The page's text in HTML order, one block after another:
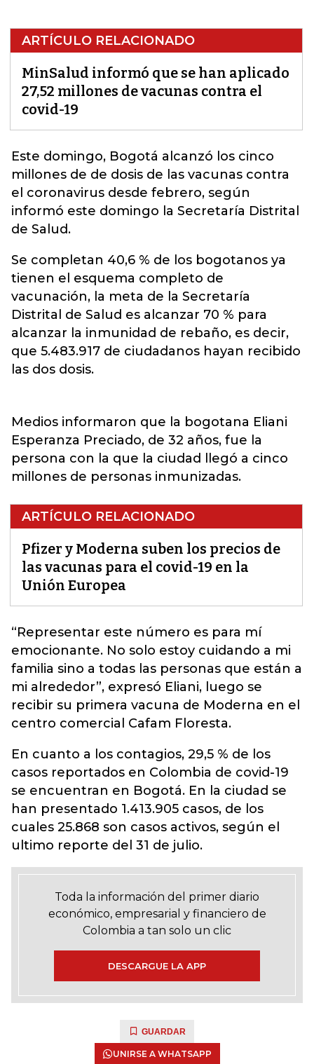
ARTÍCULO RELACIONADO
MinSalud informó que se han aplicado
27,52 millones de vacunas contra el
covid-19
Este domingo, Bogotá alcanzó los cinco
millones de de dosis de las vacunas contra
el coronavirus desde febrero, según
informó este domingo la Secretaría Distrital
de Salud.
Se completan 40,6 % de los bogotanos ya
tienen el esquema completo de
vacunación, la meta de la Secretaría
Distrital de Salud es alcanzar 70 % para
alcanzar la inmunidad de rebaño, es decir,
que 5.483.917 de ciudadanos hayan recibido
las dos dosis.
Medios informaron que la bogotana Eliani
Esperanza Preciado, de 32 años, fue la
persona con la que la ciudad llegó a cinco
millones de personas inmunizadas.
ARTÍCULO RELACIONADO
Pfizer y Moderna suben los precios de
las vacunas para el covid-19 en la
Unión Europea
“Representar este número es para mí
emocionante. No solo estoy cuidando a mi
familia sino a todas las personas que están a
mi alrededor”, expresó Eliani, luego se
recibir su primera vacuna de Moderna en el
centro comercial Cafam Floresta.
En cuanto a los contagios, 29,5 % de los
casos reportados en Colombia de covid-19
se encuentran en Bogotá. En la ciudad se
han presentado 1.413.905 casos, de los
cuales 25.868 son casos activos, según el
ultimo reporte del 31 de julio.
Toda la información del primer diario
económico, empresarial y financiero de
Colombia a tan solo un clic
DESCARGUE LA APP
GUARDAR
UNIRSE A WHATSAPP